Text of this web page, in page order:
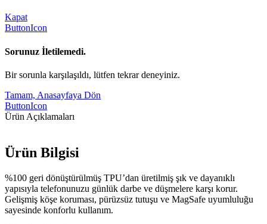
Kapat
ButtonIcon
Sorunuz İletilemedi.
Bir sorunla karşılaşıldı, lütfen tekrar deneyiniz.
Tamam, Anasayfaya Dön
ButtonIcon
Ürün Açıklamaları
Ürün Bilgisi
%100 geri dönüştürülmüş TPU’dan üretilmiş şık ve dayanıklı
yapısıyla telefonunuzu günlük darbe ve düşmelere karşı korur.
Gelişmiş köşe koruması, pürüzsüz tutuşu ve MagSafe uyumluluğu
sayesinde konforlu kullanım.